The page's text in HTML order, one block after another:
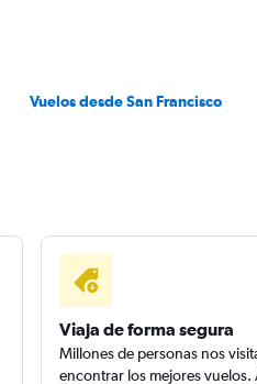
Vuelos desde San Francisco
Viaja de forma segura
Millones de personas nos
encontrar los mejores vuelos.